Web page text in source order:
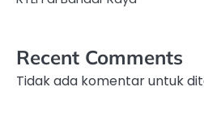
Recent Comments
Tidak ada komentar untuk